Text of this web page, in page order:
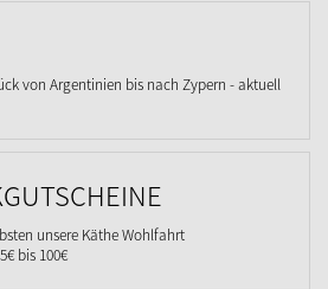
von Argentinien bis nach Zypern - aktuell
unsere Käthe Wohlfahrt
bis 100€